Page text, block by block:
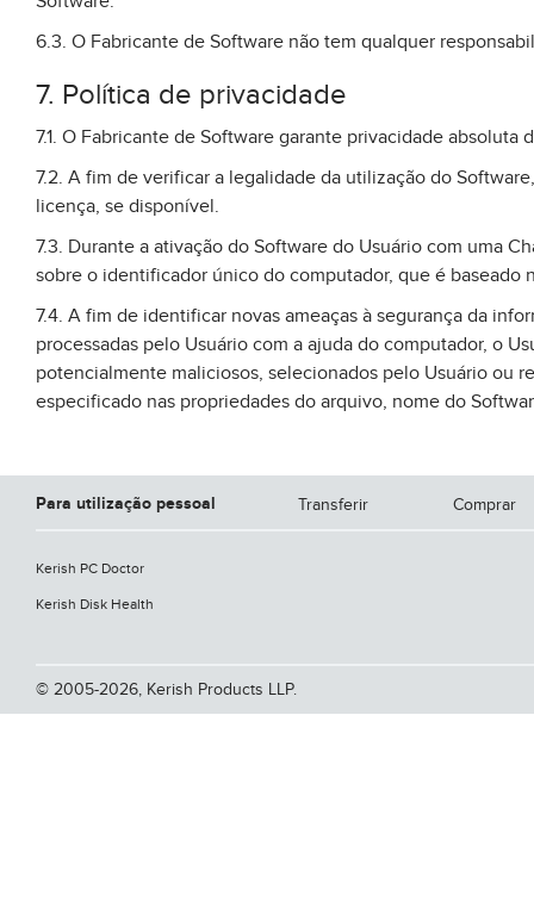
6.3. O Fabricante de Software não tem qualquer
7. Política de privacidade
7.1. O Fabricante de Software garante privacidade
7.2. A fim de verificar a legalidade da utilização do
licença, se disponível.
7.3. Durante a ativação do Software do Usuário com uma
sobre o identificador único do computador, que é
7.4. A fim de identificar novas ameaças à segurança da
processadas pelo Usuário com a ajuda do computador, o
potencialmente maliciosos, selecionados pelo Usuário ou
especificado nas propriedades do arquivo, nome do
Para utilização pessoal
Kerish PC Doctor
Kerish Disk Health
Transferir Comprar
© 2005-2026, Kerish Products LLP.